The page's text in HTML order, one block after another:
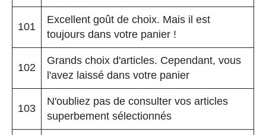
101
Excellent goût de choix. Mais il est
toujours dans votre panier !
102
Grands choix d'articles. Cependant, vous
l'avez laissé dans votre panier
103
N'oubliez pas de consulter vos articles
superbement sélectionnés